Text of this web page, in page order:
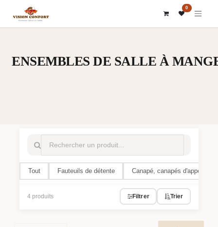
0
ENSEMBLES DE SALLE À
Tout Fauteuils de détente Canapé, canapés d'appoint,
4 produits Filtrer Trier